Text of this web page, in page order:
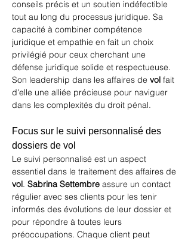
conseils précis et un soutien indéfectible
tout au long du processus juridique. Sa
capacité à combiner compétence
juridique et empathie en fait un choix
privilégié pour ceux cherchant une
défense juridique solide et respectueuse.
Son leadership dans les affaires de vol fait
d'elle une alliée précieuse pour naviguer
dans les complexités du droit pénal.
Focus sur le suivi personnalisé des
dossiers de vol
Le suivi personnalisé est un aspect
essentiel dans le traitement des affaires de
vol. Sabrina Settembre assure un contact
régulier avec ses clients pour les tenir
informés des évolutions de leur dossier et
pour répondre à toutes leurs
préoccupations. Chaque client peut